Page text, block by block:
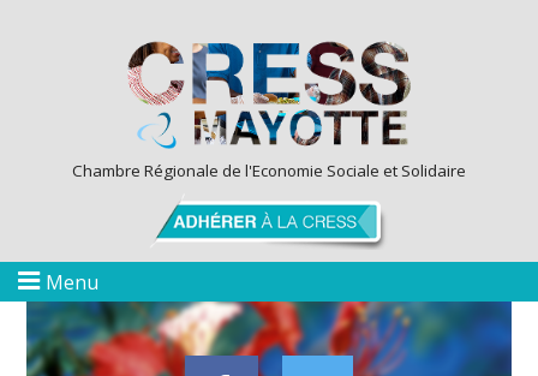
Chambre Régionale de l'Economie Sociale et Solidaire
Menu